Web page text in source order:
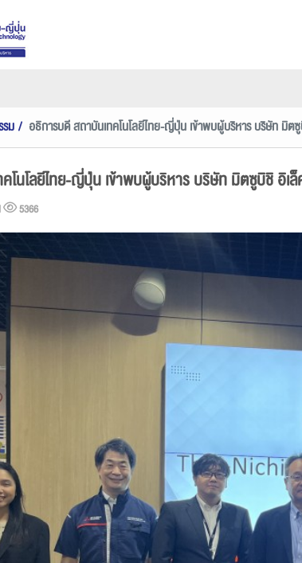
ม อธิการบดี สถาบันเทคโนโลยีไทย-ญี่ปุ่น เข้าพบผู้บริหาร บริษัท มิตซู
นโลยีไทย-ญี่ปุ่น เข้าพบผู้บริหาร บริษัท มิตซูบิชิ อิเล็
5366